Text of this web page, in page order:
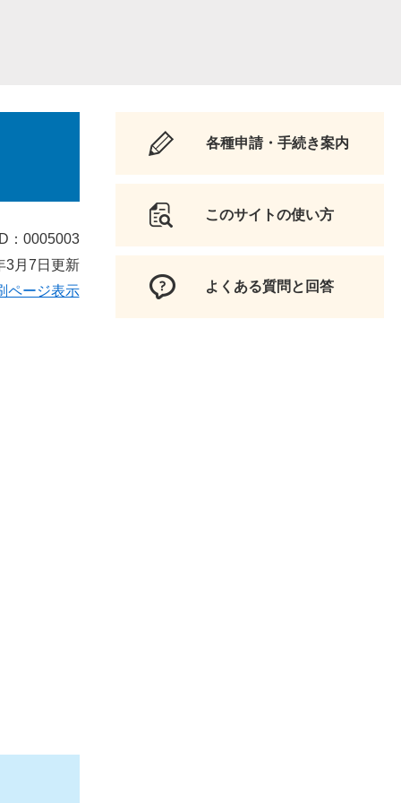
：0005003
3月7日更新
ページ表示
各種申請・手続き案内
このサイトの使い方
よくある質問と回答